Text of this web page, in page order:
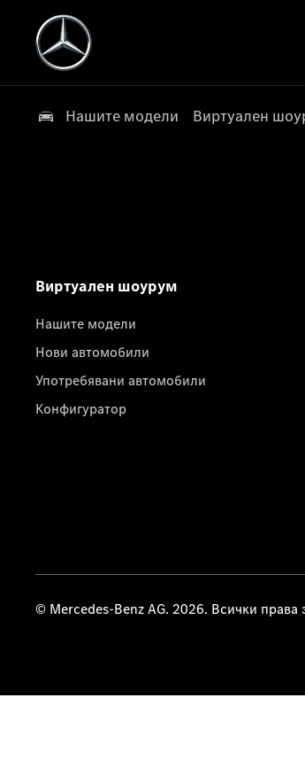
Нашите модели Виртуален
Виртуален шоурум
Нашите модели
Нови автомобили
Употребявани автомобили
Конфигуратор
© Mercedes-Benz AG. 2026. Всички права